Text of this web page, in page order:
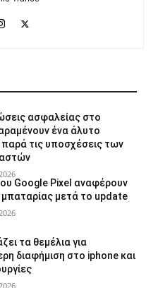
ασφαλείας στο
ένα άλυτο
τις υποσχέσεις των
Google Pixel αναφέρουν
μετά το update
τα θεμέλια για
διαφήμιση στο iphone και